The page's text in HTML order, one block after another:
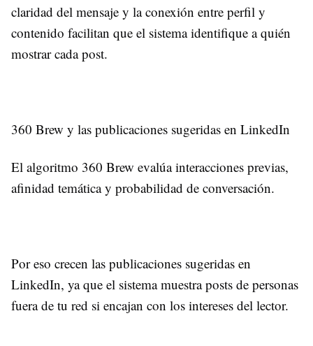
claridad del mensaje y la conexión entre perfil y
contenido facilitan que el sistema identifique a quién
mostrar cada post.
360 Brew y las publicaciones sugeridas en LinkedIn
El algoritmo 360 Brew evalúa interacciones previas,
afinidad temática y probabilidad de conversación.
Por eso crecen las publicaciones sugeridas en
LinkedIn, ya que el sistema muestra posts de personas
fuera de tu red si encajan con los intereses del lector.